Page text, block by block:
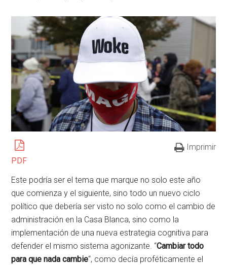
PDF
Imprimir
Este podría ser el tema que marque no solo este año
que comienza y el siguiente, sino todo un nuevo ciclo
político que debería ser visto no solo como el cambio de
administración en la Casa Blanca, sino como la
implementación de una nueva estrategia cognitiva para
defender el mismo sistema agonizante. “Cambiar todo
para que nada cambie“, como decía proféticamente el